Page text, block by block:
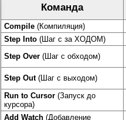
Команда
Compile (Компиляция)
Step Into (Шаг с за ХОДОМ)
Step Over (Шаг с обходом)
Step Out(Шаг с выходом)
Run to Cursor (Запуск до
курсора)
Add Watch (Добавление